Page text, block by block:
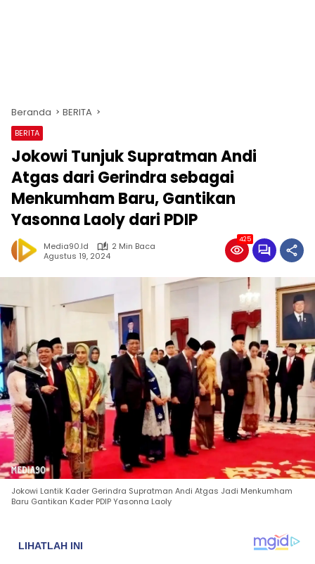
Beranda BERITA
BERITA
Jokowi Tunjuk Supratman Andi
Atgas dari Gerindra sebagai
Menkumham Baru, Gantikan
Yasonna Laoly dari PDIP
Media90.id
2 Min Baca
Agustus 19, 2024
425
Jokowi Lantik Kader Gerindra Supratman Andi Atgas Jadi Menkumham
Baru Gantikan Kader PDIP Yasonna Laoly